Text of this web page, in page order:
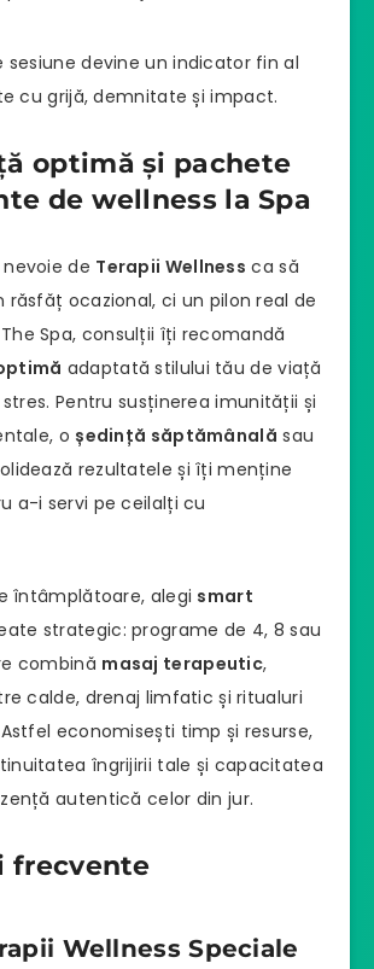
sesiune devine un indicator fin al
cu grijă, demnitate și impact.
optimă și pachete
de wellness la Spa
de Terapii Wellness ca să
răsfăț ocazional, ci un pilon real de
Spa, consulții îți recomandă
adaptată stilului tău de viață
Pentru susținerea imunității și
o ședință săptămânală sau
rezultatele și îți menține
a-i servi pe ceilalți cu
întâmplătoare, alegi smart
strategic: programe de 4, 8 sau
combină masaj terapeutic,
calde, drenaj limfatic și ritualuri
economisești timp și resurse,
îngrijirii tale și capacitatea
autentică celor din jur.
frecvente
Wellness Speciale